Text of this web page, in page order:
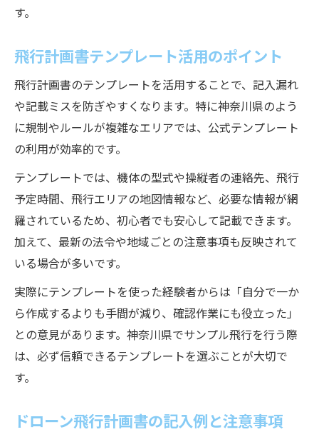
す。
飛行計画書テンプレート活用のポイント
飛行計画書のテンプレートを活用することで、記入漏れ
や記載ミスを防ぎやすくなります。特に神奈川県のよう
に規制やルールが複雑なエリアでは、公式テンプレート
の利用が効率的です。
テンプレートでは、機体の型式や操縦者の連絡先、飛行
予定時間、飛行エリアの地図情報など、必要な情報が網
羅されているため、初心者でも安心して記載できます。
加えて、最新の法令や地域ごとの注意事項も反映されて
いる場合が多いです。
実際にテンプレートを使った経験者からは「自分で一か
ら作成するよりも手間が減り、確認作業にも役立った」
との意見があります。神奈川県でサンプル飛行を行う際
は、必ず信頼できるテンプレートを選ぶことが大切で
す。
ドローン飛行計画書の記入例と注意事項